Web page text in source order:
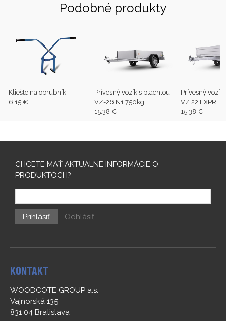
Podobné produkty
Kliešte na obrubník
6.15 €
Prívesný vozík s plachtou
VZ-26 N1 750kg
15.38 €
Prívesný
VZ 22
15.38 €
CHCETE MAŤ AKTUÁLNE INFORMÁCIE O
PRODUKTOCH?
Prihlásiť Odhlásiť
KONTAKT
WOODCOTE GROUP a.s.
Vajnorská 135
831 04 Bratislava